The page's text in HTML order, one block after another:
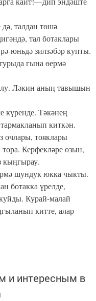
талдан төшә
тал ботаклары
юньдә зилзәбәр купты.
гына өермә
Ләкин аның тавышын
күренде. Тәкәнең
киткән.
очлары, тояклары
Керфекләре озын,
кыңгырау.
шундук юкка чыкты.
ботакка үрелде,
Курай-малай
китте, алар
и интересным в